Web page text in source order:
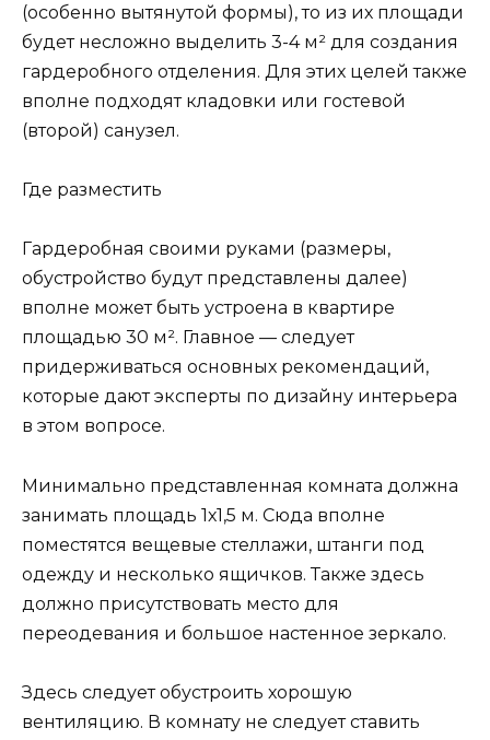
(особенно вытянутой формы), то из их площади
будет несложно выделить 3-4 м² для создания
гардеробного отделения. Для этих целей также
вполне подходят кладовки или гостевой
(второй) санузел.
Где разместить
Гардеробная своими руками (размеры,
обустройство будут представлены далее)
вполне может быть устроена в квартире
площадью 30 м². Главное — следует
придерживаться основных рекомендаций,
которые дают эксперты по дизайну интерьера
в этом вопросе.
Минимально представленная комната должна
занимать площадь 1х1,5 м. Сюда вполне
поместятся вещевые стеллажи, штанги под
одежду и несколько ящичков. Также здесь
должно присутствовать место для
переодевания и большое настенное зеркало.
Здесь следует обустроить хорошую
вентиляцию. В комнату не следует ставить